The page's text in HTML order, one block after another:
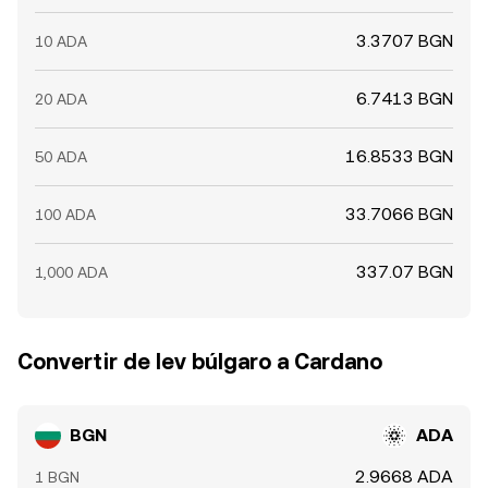
10 ADA 3.3707 BGN
20 ADA 6.7413 BGN
50 ADA 16.8533 BGN
100 ADA 33.7066 BGN
1,000 ADA 337.07 BGN
Convertir de lev búlgaro a Cardano
BGN ADA
1 BGN 2.9668 ADA